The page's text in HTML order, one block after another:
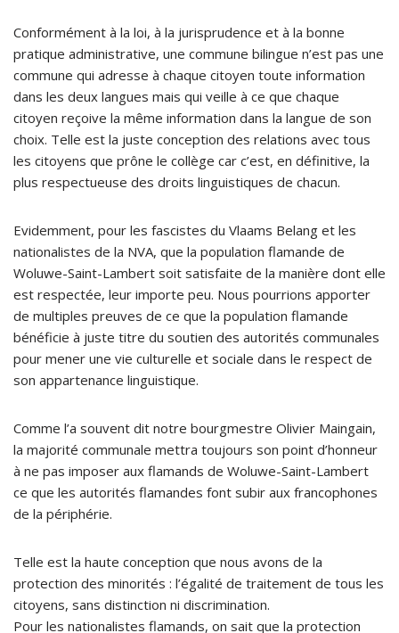
Conformément à la loi, à la jurisprudence et à la bonne
pratique administrative, une commune bilingue n’est pas une
commune qui adresse à chaque citoyen toute information
dans les deux langues mais qui veille à ce que chaque
citoyen reçoive la même information dans la langue de son
choix. Telle est la juste conception des relations avec tous
les citoyens que prône le collège car c’est, en définitive, la
plus respectueuse des droits linguistiques de chacun.
Evidemment, pour les fascistes du Vlaams Belang et les
nationalistes de la NVA, que la population flamande de
Woluwe-Saint-Lambert soit satisfaite de la manière dont elle
est respectée, leur importe peu. Nous pourrions apporter
de multiples preuves de ce que la population flamande
bénéficie à juste titre du soutien des autorités communales
pour mener une vie culturelle et sociale dans le respect de
son appartenance linguistique.
Comme l’a souvent dit notre bourgmestre Olivier Maingain,
la majorité communale mettra toujours son point d’honneur
à ne pas imposer aux flamands de Woluwe-Saint-Lambert
ce que les autorités flamandes font subir aux francophones
de la périphérie.
Telle est la haute conception que nous avons de la
protection des minorités : l’égalité de traitement de tous les
citoyens, sans distinction ni discrimination.
Pour les nationalistes flamands, on sait que la protection